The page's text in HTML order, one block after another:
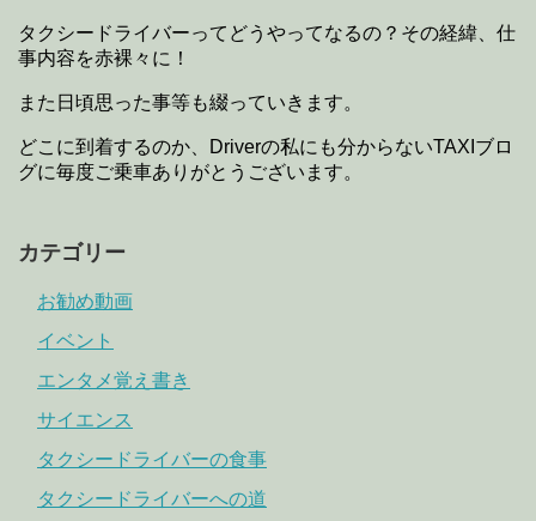
タクシードライバーってどうやってなるの？その経緯、仕
事内容を赤裸々に！
また日頃思った事等も綴っていきます。
どこに到着するのか、Driverの私にも分からないTAXIブロ
グに毎度ご乗車ありがとうございます。
カテゴリー
お勧め動画
イベント
エンタメ覚え書き
サイエンス
タクシードライバーの食事
タクシードライバーへの道